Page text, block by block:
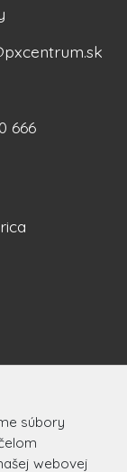
súbory
webovej
666
917 450 666